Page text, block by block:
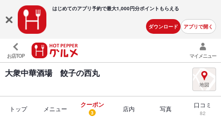
はじめてのアプリ予約で最大1,000円分ポイントもらえる
ダウンロード アプリで開く
お店TOP マイメニュー
大衆中華酒場 餃子の西丸
トップ メニュー クーポン
3 店内 写真 口コミ
82